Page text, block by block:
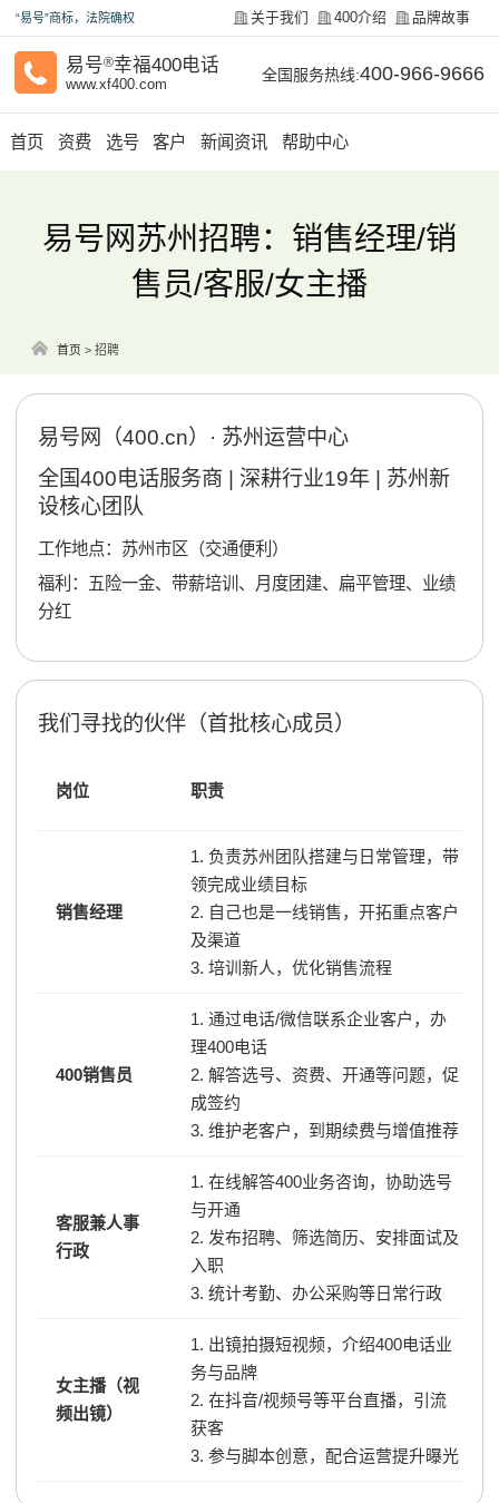
“易号”商标，法院确权 关于我们 400介绍 品牌故事
易号®幸福400电话
www.xf400.com
全国服务热线:400-966-9666
首页 资费 选号 客户 新闻资讯 帮助中心
易号网苏州招聘：销售经理/销
售员/客服/女主播
首页 >招聘
易号网（400.cn）· 苏州运营中心
全国400电话服务商 | 深耕行业19年 | 苏州新
设核心团队
工作地点：苏州市区（交通便利）
福利：五险一金、带薪培训、月度团建、扁平管理、业绩
分红
我们寻找的伙伴（首批核心成员）
岗位 职责
销售经理
1. 负责苏州团队搭建与日常管理，带
领完成业绩目标
2. 自己也是一线销售，开拓重点客户
及渠道
3. 培训新人，优化销售流程
400销售员
1. 通过电话/微信联系企业客户，办
理400电话
2. 解答选号、资费、开通等问题，促
成签约
3. 维护老客户，到期续费与增值推荐
客服兼人事
行政
1. 在线解答400业务咨询，协助选号
与开通
2. 发布招聘、筛选简历、安排面试及
入职
3. 统计考勤、办公采购等日常行政
女主播（视
频出镜）
1. 出镜拍摄短视频，介绍400电话业
务与品牌
2. 在抖音/视频号等平台直播，引流
获客
3. 参与脚本创意，配合运营提升曝光